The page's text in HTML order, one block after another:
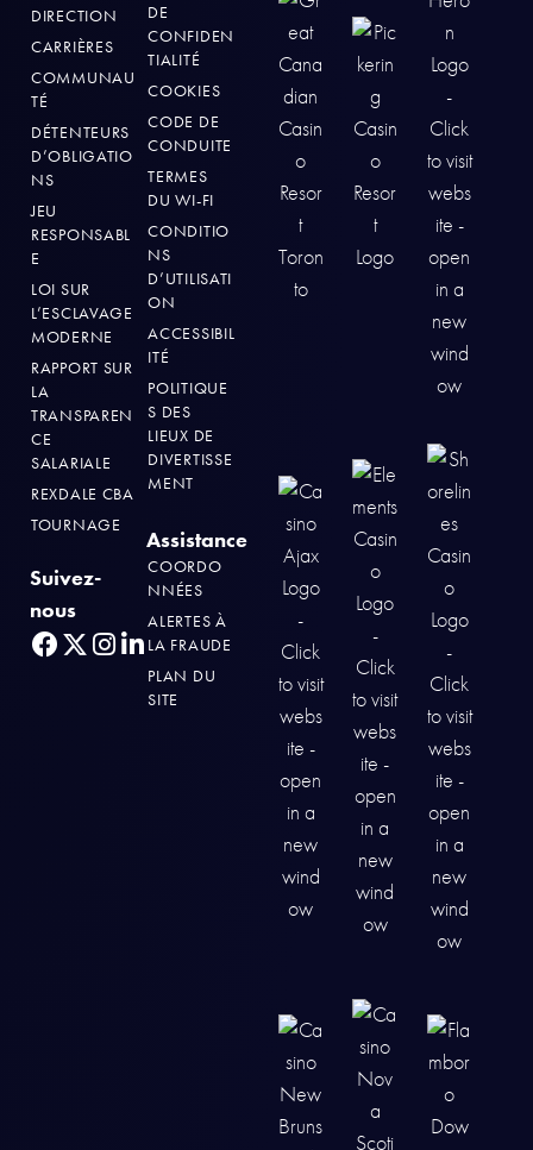
DIRECTION
CARRIÈRES
COMMUNAU
TÉ
DÉTENTEURS
D’OBLIGATIO
NS
JEU
RESPONSABL
E
LOI SUR
L’ESCLAVAGE
MODERNE
RAPPORT SUR
LA
TRANSPAREN
CE
SALARIALE
REXDALE CBA
TOURNAGE
Suivez-
nous
DE
CONFIDEN
TIALITÉ
COOKIES
CODE DE
CONDUITE
TERMES
DU WI-FI
CONDITIO
NS
D’UTILISATI
ON
ACCESSIBIL
ITÉ
POLITIQUE
S DES
LIEUX DE
DIVERTISSE
MENT
Assistance
COORDO
NNÉES
ALERTES À
LA FRAUDE
PLAN DU
SITE